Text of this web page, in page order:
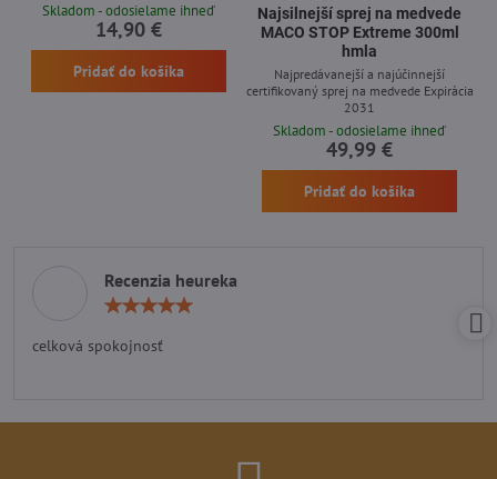
Skladom - odosielame ihneď
14,90 €
Pridať do košíka
Najsilnejší sprej na medvede
MACO STOP Extreme 300ml
hmla
Najpredávanejší a najúčinnejší
certifikovaný sprej na medvede Expirácia
2031
Skladom - odosielame ihneď
49,99 €
Pridať do košíka
Recenzia heureka
celková spokojnosť